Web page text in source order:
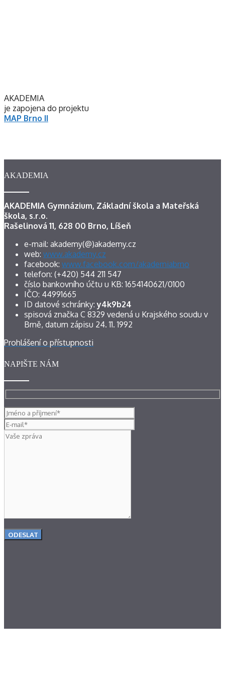
AKADEMIA
je zapojena do projektu
MAP Brno II
AKADEMIA
AKADEMIA Gymnázium, Základní škola a Mateřská
škola, s.r.o.
Rašelinová 11, 628 00 Brno, Líšeň
e-mail: akademy(@)akademy.cz
web: www.akademy.cz
facebook: www.facebook.com/akademiabrno
telefon: (+420) 544 211 547
číslo bankovního účtu u KB: 1654140621/0100
IČO: 44991665
ID datové schránky:y4k9b24
spisová značka C 8329 vedená u Krajského soudu v
Brně, datum zápisu 24. 11. 1992
Prohlášení o přístupnosti
NAPIŠTE NÁM